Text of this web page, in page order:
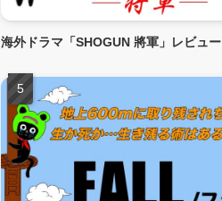
海外ドラマ「SHOGUN 將軍」レビュー